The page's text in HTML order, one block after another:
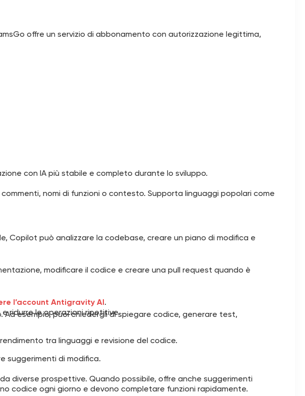
offre un servizio di abbonamento con autorizzazione legittima,
con IA più stabile e completo durante lo sviluppo.
nomi di funzioni o contesto. Supporta linguaggi popolari come
Copilot può analizzare la codebase, creare un piano di modifica e
modificare il codice e creare una pull request quando è
l’account Antigravity AI.
esempio, puoi chiedergli di spiegare codice, generare test,
suggerimenti di modifica.
diverse prospettive. Quando possibile, offre anche suggerimenti
ridurre le operazioni ripetitive.
tra linguaggi e revisione del codice.
codice ogni giorno e devono completare funzioni rapidamente.